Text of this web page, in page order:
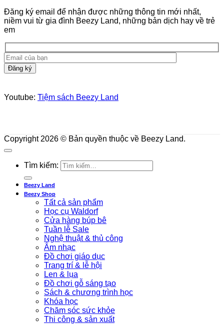
Đăng ký email để nhận được những thông tin mới nhất,
niềm vui từ gia đình Beezy Land, những bản dịch hay về trẻ
em
Youtube: Tiệm sách Beezy Land
Copyright 2026 © Bản quyền thuộc về Beezy Land.
Tìm kiếm:
Beezy Land
Beezy Shop
Tất cả sản phẩm
Học cụ Waldorf
Cửa hàng búp bê
Tuần lễ Sale
Nghệ thuật & thủ công
Âm nhạc
Đồ chơi giáo dục
Trang trí & lễ hội
Len & lụa
Đồ chơi gỗ sáng tạo
Sách & chương trình học
Khóa học
Chăm sóc sức khỏe
Thi công & sản xuất